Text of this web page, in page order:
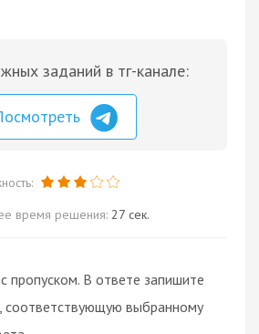
заданий в тг-канале:
время решения: 27 сек.
пропуском. В ответе запишите
соответствующую выбранному